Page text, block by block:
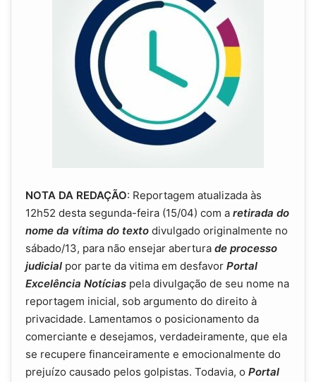
NOTA DA REDAÇÃO: Reportagem atualizada às
12h52 desta segunda-feira (15/04) com a retirada do
nome da vítima do texto divulgado originalmente no
sábado/13, para não ensejar abertura de processo
judicial por parte da vitima em desfavor Portal
Excelência Notícias pela divulgação de seu nome na
reportagem inicial, sob argumento do direito à
privacidade. Lamentamos o posicionamento da
comerciante e desejamos, verdadeiramente, que ela
se recupere financeiramente e emocionalmente do
prejuízo causado pelos golpistas. Todavia, o Portal